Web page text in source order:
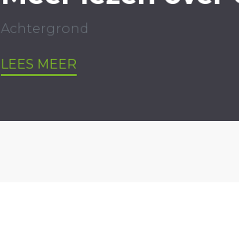
Achtergrond
LEES MEER